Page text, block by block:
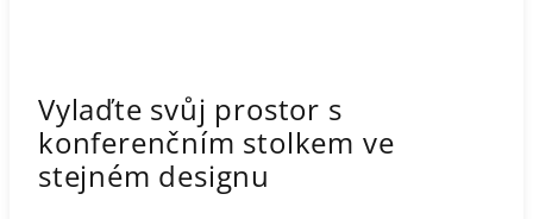
Vylaďte svůj prostor s
konferenčním stolkem ve
stejném designu